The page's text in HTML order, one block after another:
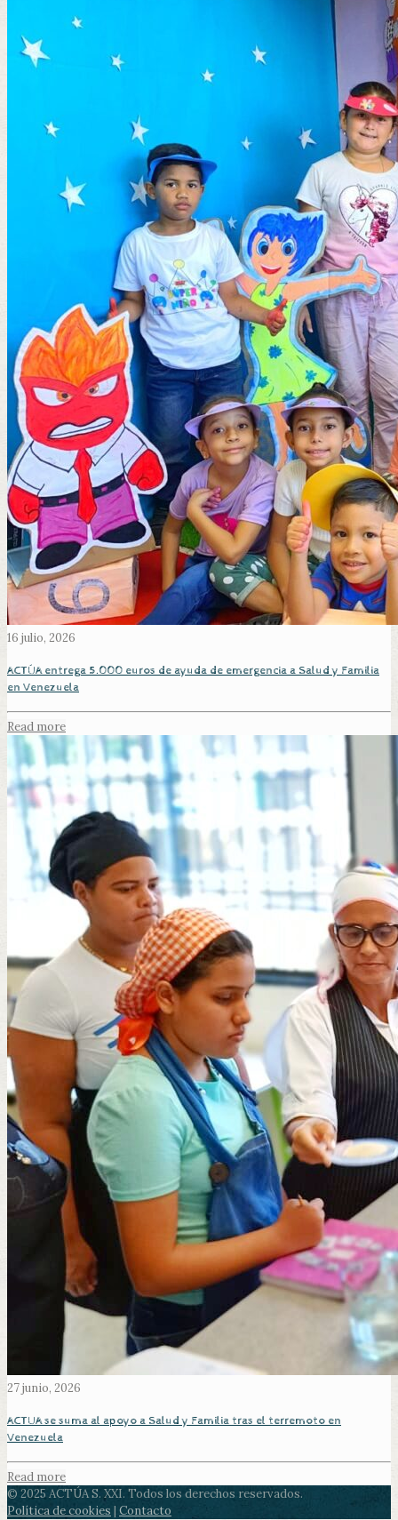
16 julio, 2026
ACTÚA entrega 5.000 euros de ayuda de emergencia a Salud y Familia
en Venezuela
Read more
27 junio, 2026
ACTUA se suma al apoyo a Salud y Familia tras el terremoto en
Venezuela
Read more
© 2025 ACTÚA S. XXI. Todos los derechos reservados.
Política de cookies | Contacto